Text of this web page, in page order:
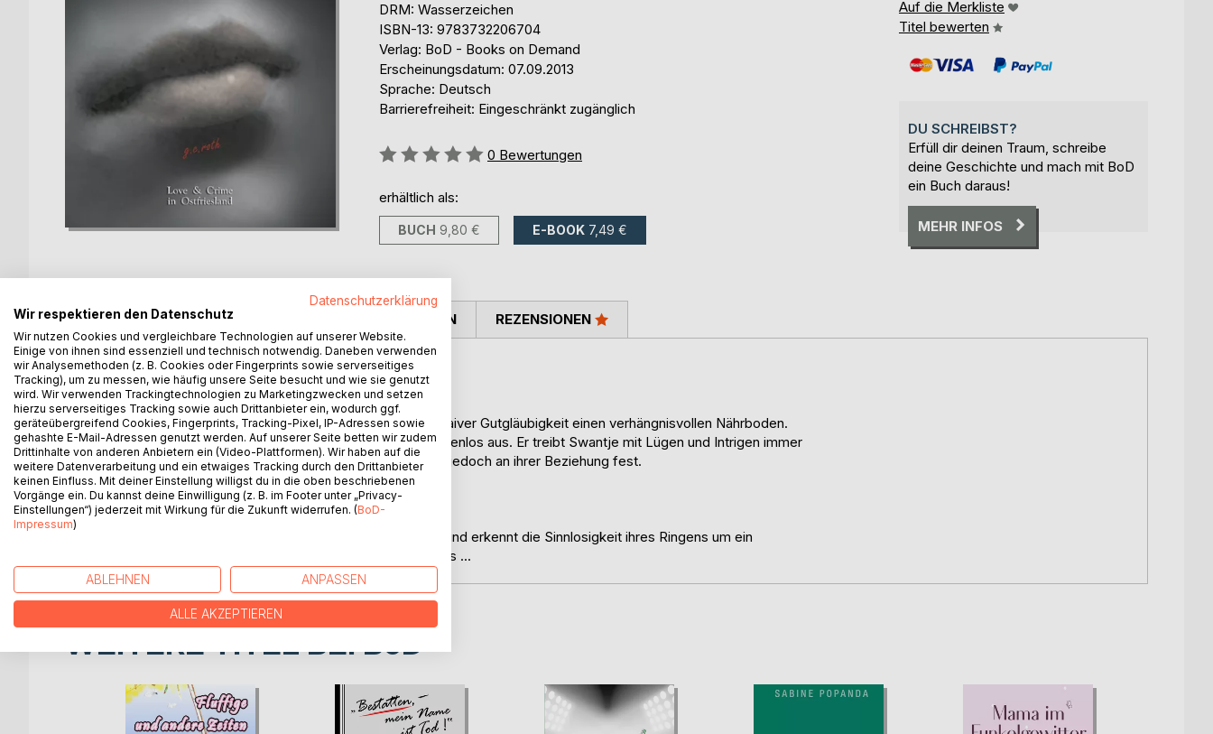
DRM: Wasserzeichen
ISBN-13: 9783732206704
Verlag: BoD - Books on Demand
Erscheinungsdatum: 07.09.2013
Sprache: Deutsch
Barrierefreiheit: Eingeschränkt zugänglich
Bewertung::
0 Bewertungen
erhältlich als:
BUCH 9,80 € E-BOOK 7,49 €
Auf die Merkliste
Titel bewerten
DU SCHREIBST?
Erfüll dir deinen Traum, schreibe
deine Geschichte und mach mit BoD
ein Buch daraus!
MEHR INFOS
BESCHREIBUNG
Mord im ostfriesischen Hammrich
Tödliches Wiedersehen
Rolands psychopathisches Verhalten findet in Swantjes naiver Gutgläubigkeit einen verhängnisvollen Nährboden.
Roland nutzt ihre Unfähigkeit sich trennen zu können gnadenlos aus. Er treibt Swantje mit Lügen und Intrigen immer
tiefer in Ängste und Depression. Unerschütterlich hält sie jedoch an ihrer Beziehung fest.
Das Blatt wendet sich als ...
Swantje erwacht aus ihrem Traum von der großen Liebe und erkennt die Sinnlosigkeit ihres Ringens um ein
Familienleben. Ihre Liebe schlägt um in mörderischen Hass ...
AUTOR/IN PRESSESTIMMEN REZENSIONEN
WEITERE TITEL BEIBoD
Datenschutzerklärung
Wir respektieren den Datenschutz
Wir nutzen Cookies und vergleichbare Technologien auf unserer Website.
Einige von ihnen sind essenziell und technisch notwendig. Daneben verwenden
wir Analysemethoden (z. B. Cookies oder Fingerprints sowie serverseitiges
Tracking), um zu messen, wie häufig unsere Seite besucht und wie sie genutzt
wird. Wir verwenden Trackingtechnologien zu Marketingzwecken und setzen
hierzu serverseitiges Tracking sowie auch Drittanbieter ein, wodurch ggf.
geräteübergreifend Cookies, Fingerprints, Tracking-Pixel, IP-Adressen sowie
gehashte E-Mail-Adressen genutzt werden. Auf unserer Seite betten wir zudem
Drittinhalte von anderen Anbietern ein (Video-Plattformen). Wir haben auf die
weitere Datenverarbeitung und ein etwaiges Tracking durch den Drittanbieter
keinen Einfluss. Mit deiner Einstellung willigst du in die oben beschriebenen
Vorgänge ein. Du kannst deine Einwilligung (z. B. im Footer unter „Privacy-
Einstellungen“) jederzeit mit Wirkung für die Zukunft widerrufen. (BoD-
Impressum)
ABLEHNEN ANPASSEN
ALLE AKZEPTIEREN